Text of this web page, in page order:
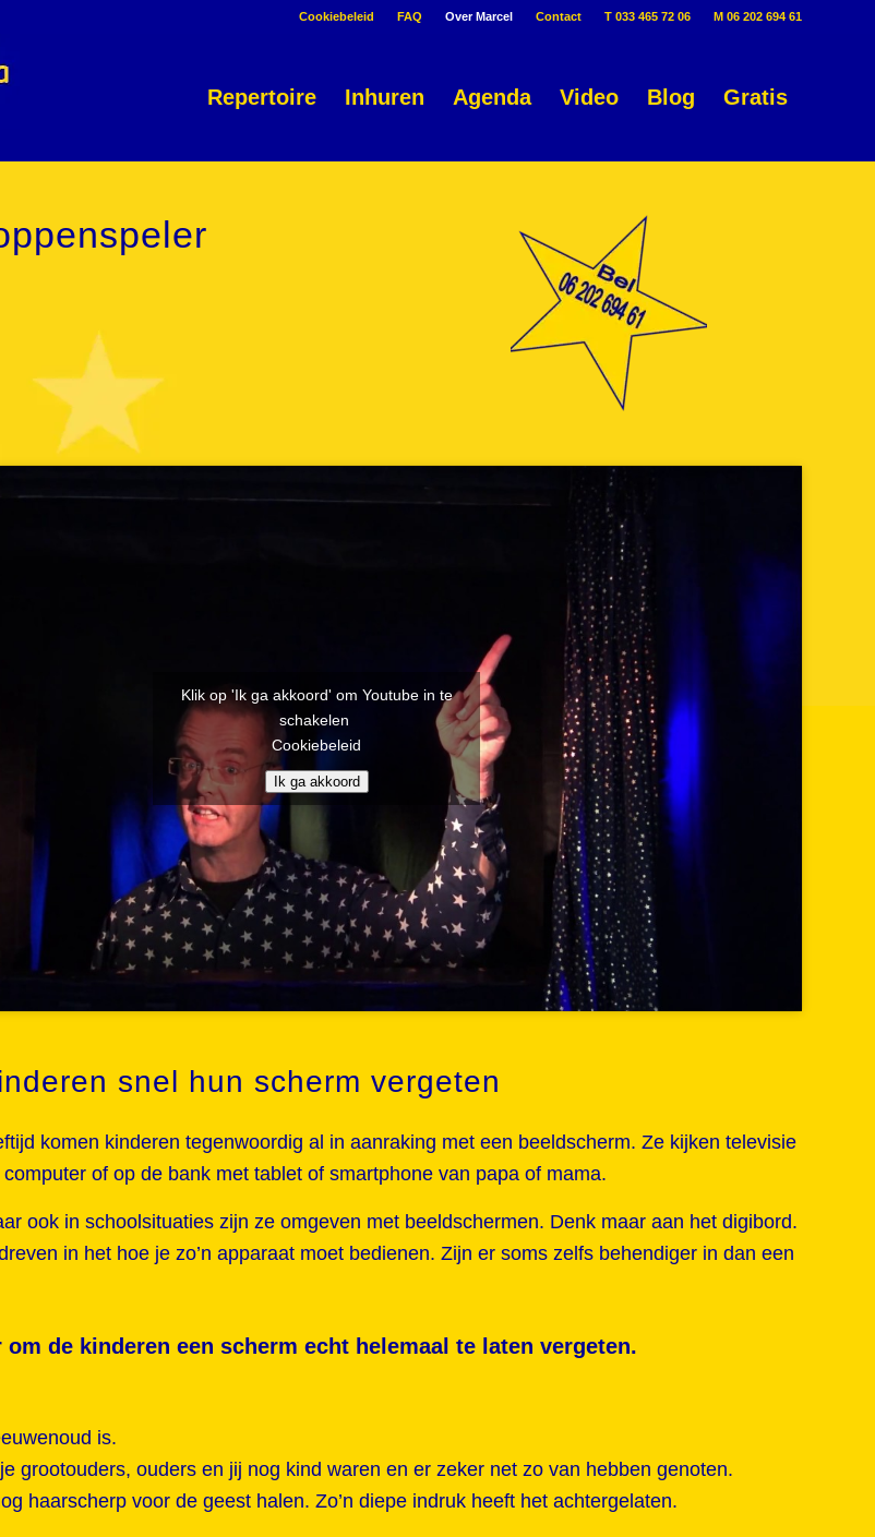
Cookiebeleid FAQ Over Marcel Contact T 033 465 72 06 M 06 202 694 61
Repertoire Inhuren Agenda Video Blog Gratis
Klik op 'Ik ga akkoord' om Youtube in te
schakelen
Cookiebeleid
Ik ga akkoord
snel hun scherm vergeten
komen kinderen tegenwoordig al in aanraking met een beeldscherm. Ze kijken televisie
of op de bank met tablet of smartphone van papa of mama.
ook in schoolsituaties zijn ze omgeven met beeldschermen. Denk maar aan het digibord.
in het hoe je zo’n apparaat moet bedienen. Zijn er soms zelfs behendiger in dan een
om de kinderen een scherm echt helemaal te laten vergeten.
is.
grootouders, ouders en jij nog kind waren en er zeker net zo van hebben genoten.
haarscherp voor de geest halen. Zo’n diepe indruk heeft het achtergelaten.